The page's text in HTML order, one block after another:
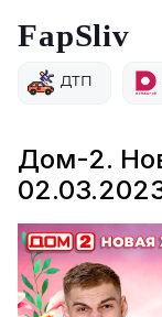
FapSliv
ДТП
Дом-2.